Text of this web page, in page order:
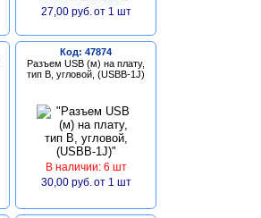
27,00 руб. от 1 шт
Код: 47874
Разъем USB (м) на плату,
тип В, угловой, (USBB-1J)
В наличии: 6 шт
30,00 руб. от 1 шт